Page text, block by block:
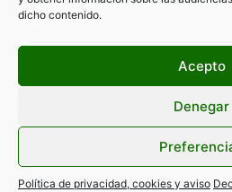
dicho contenido.
Acepto
Denegar
Política de privacidad, cookies y aviso